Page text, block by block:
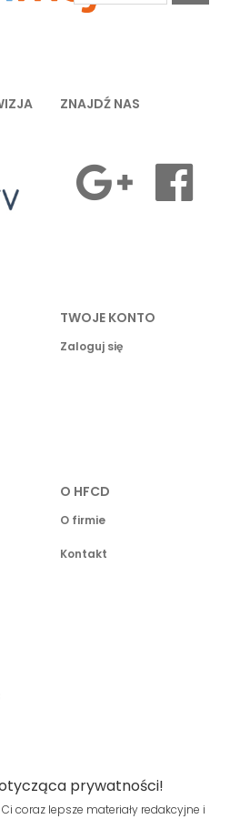
ZNAJDŹ NAS
TWOJE KONTO
Zaloguj się
O HFCD
O firmie
Kontakt
prywatności!
coraz lepsze materiały redakcyjne i